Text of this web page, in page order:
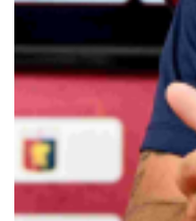
Robe di Kappa x Genoa
Vintage Collection
Red&Blue Voices
Kids